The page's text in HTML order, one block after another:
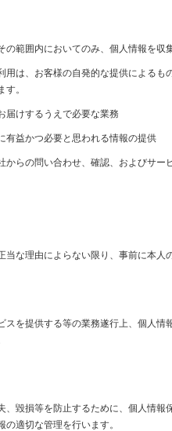
の範囲内においてのみ、個人情報を収
用は、お客様の自発的な提供による
。
届けするうえで必要な業務
有益かつ必要と思われる情報の提供
からの問い合わせ、確認、およびサー
当な理由によらない限り、事前に本
スを提供する等の業務遂行上、個人
、毀損等を防止するために、個人情
適切な管理を行います。